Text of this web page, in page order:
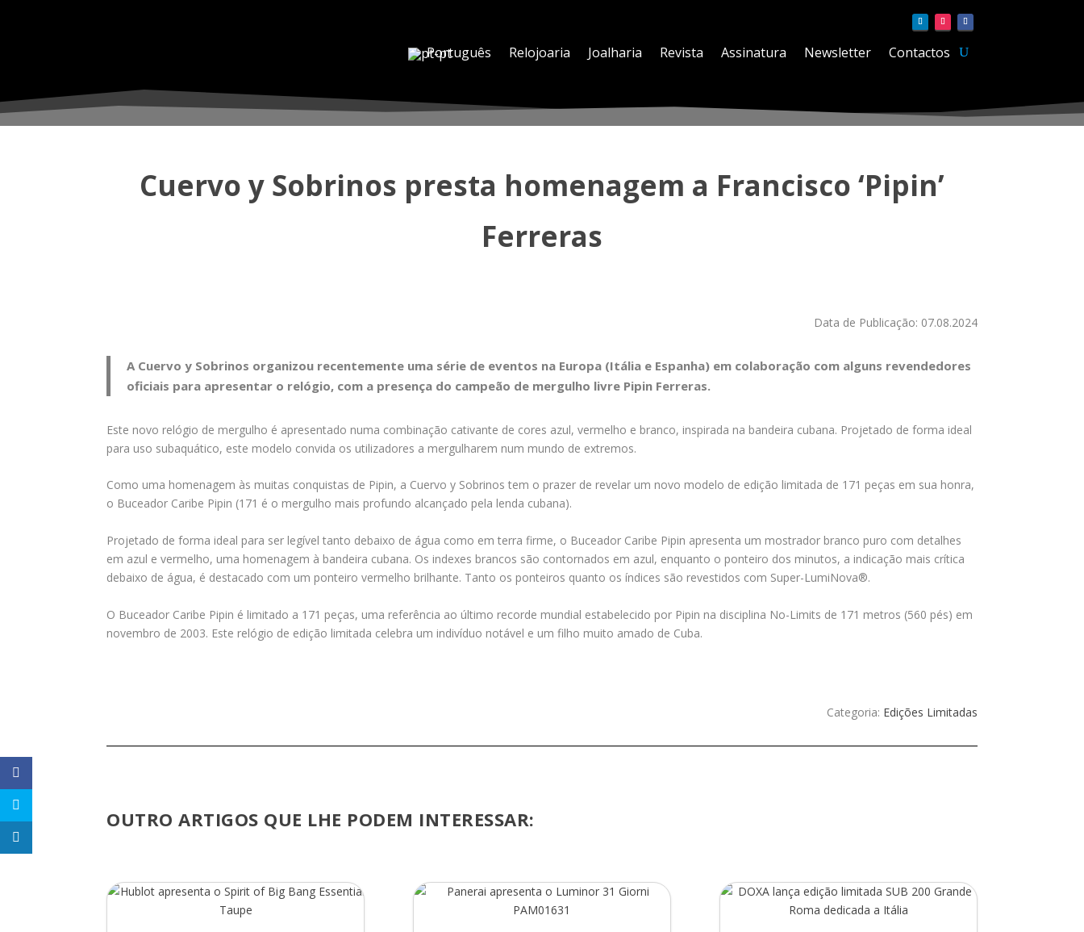
Português Relojoaria Joalharia Revista Assinatura Newsletter Contactos
Cuervo y Sobrinos presta homenagem a Francisco ‘Pipin’
Ferreras
Data de Publicação: 07.08.2024
A Cuervo y Sobrinos organizou recentemente uma série de eventos na Europa (Itália e Espanha) em colaboração com alguns revendedores
oficiais para apresentar o relógio, com a presença do campeão de mergulho livre Pipin Ferreras.
Este novo relógio de mergulho é apresentado numa combinação cativante de cores azul, vermelho e branco, inspirada na bandeira cubana. Projetado de forma ideal
para uso subaquático, este modelo convida os utilizadores a mergulharem num mundo de extremos.
Como uma homenagem às muitas conquistas de Pipin, a Cuervo y Sobrinos tem o prazer de revelar um novo modelo de edição limitada de 171 peças em sua honra,
o Buceador Caribe Pipin (171 é o mergulho mais profundo alcançado pela lenda cubana).
Projetado de forma ideal para ser legível tanto debaixo de água como em terra firme, o Buceador Caribe Pipin apresenta um mostrador branco puro com detalhes
em azul e vermelho, uma homenagem à bandeira cubana. Os indexes brancos são contornados em azul, enquanto o ponteiro dos minutos, a indicação mais crítica
debaixo de água, é destacado com um ponteiro vermelho brilhante. Tanto os ponteiros quanto os índices são revestidos com Super-LumiNova®.
O Buceador Caribe Pipin é limitado a 171 peças, uma referência ao último recorde mundial estabelecido por Pipin na disciplina No-Limits de 171 metros (560 pés) em
novembro de 2003. Este relógio de edição limitada celebra um indivíduo notável e um filho muito amado de Cuba.
Categoria: Edições Limitadas
OUTRO ARTIGOS QUE LHE PODEM INTERESSAR: